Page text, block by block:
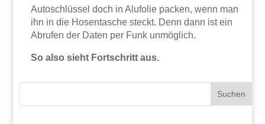
Autoschlüssel doch in Alufolie packen, wenn man
ihn in die Hosentasche steckt. Denn dann ist ein
Abrufen der Daten per Funk unmöglich.
So also sieht Fortschritt aus.